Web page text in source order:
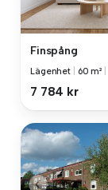
Finspång
Lägenhet 60 m²
7 784 kr